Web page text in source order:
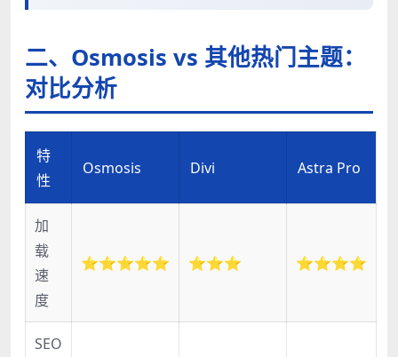
二、Osmosis vs 其他热门主题：
对比分析
特
性
Osmosis Divi Astra Pro
加
载
速
度
⭐⭐⭐⭐⭐ ⭐⭐⭐ ⭐⭐⭐⭐
SEO